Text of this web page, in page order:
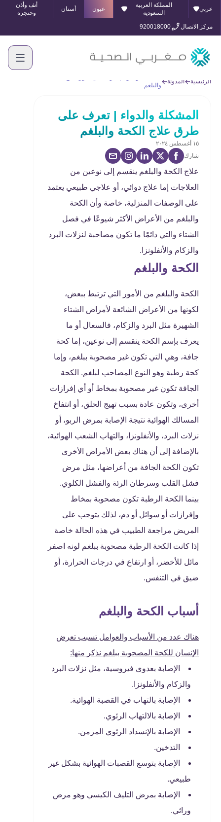
عربي
المملكة العربية
السعودية
عيون أسنان
أنف وأذن
وحنجرة
مركز الاتصال
920018000
الرئيسية المدونة
والبلغم
المشكلة والدواء | تعرف على
طرق علاج الكحة والبلغم
١٥ أغسطس ٢٠٢٤
شارك
علاج الكحة والبلغم ينقسم إلى نوعين من
العلاجات إما علاج دوائي، أو علاجي طبيعي يعتمد
على الوصفات المنزلية، خاصة وأن الكحة
والبلغم من الأعراض الأكثر شيوعًا في فصل
الشتاء والتي دائمًا ما تكون مصاحبة لنزلات البرد
والزكام والأنفلونزا.
الكحة والبلغم
الكحة والبلغم من الأمور التي ترتبط ببعض،
لكونها من الأعراض الشائعة لأمراض الشتاء
الشهيرة مثل البرد والزكام، فالسعال أو ما
يعرف بإسم الكحة ينقسم إلى نوعين، إما كحة
جافة، وهي التي تكون غير مصحوبة ببلغم، وإما
كحة رطبة وهو النوع المصاحب لبلغم. الكحة
الجافة تكون غير مصحوبة بمخاط أو أي إفرازات
أخرى، وتكون عادة بسبب تهيج الحلق، أو انتفاخ
المسالك الهوائية نتيجة الإصابة بمرض الربو، أو
نزلات البرد، والأنفلونزا، والتهاب الشعب الهوائية،
بالإضافة إلى أن هناك بعض الأمراض الأخرى
تكون الكحة الجافة من أعراضها، مثل مرض
فشل القلب وسرطان الرئة والفشل الكلوي.
بينما الكحة الرطبة تكون مصحوبة بمخاط
وإفرازات أو سوائل أو دم، لذلك يتوجب على
المريض مراجعة الطبيب في هذه الحالة خاصة
إذا كانت الكحة الرطبة مصحوبة ببلغم لونه اصفر
مائل للأخضر، أو ارتفاع في درجات الحرارة، أو
ضيق في التنفس.
أسباب الكحة والبلغم
هناك عدد من الأسباب والعوامل تسبب تعرض
الإنسان للكحة المصحوبة ببلغم نذكر منها:
الإصابة بعدوى فيروسية، مثل نزلات البرد
والزكام والأنفلونزا.
الإصابة بالتهاب في القصبة الهوائية.
الإصابة بالالتهاب الرئوي.
الإصابة بالإنسداد الرئوي المزمن.
التدخين.
الإصابة بتوسع القصبات الهوائية بشكل غير
طبيعي.
الإصابة بمرض التليف الكيسي وهو مرض
وراثي.